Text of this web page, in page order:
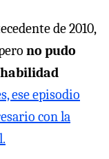
de 2010,
no pudo
ese episodio
con la